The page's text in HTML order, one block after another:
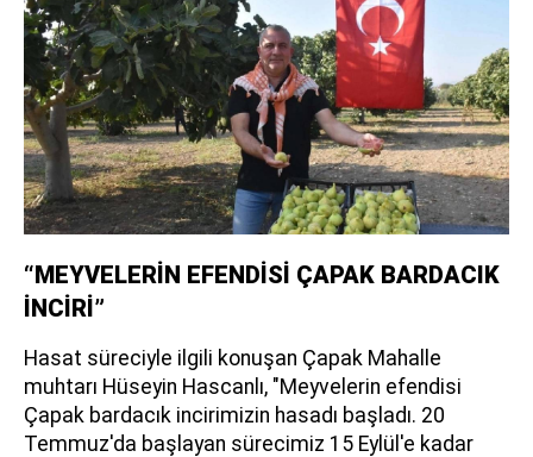
“MEYVELERİN EFENDİSİ ÇAPAK BARDACIK
İNCİRİ”
Hasat süreciyle ilgili konuşan Çapak Mahalle
muhtarı Hüseyin Hascanlı, "Meyvelerin efendisi
Çapak bardacık incirimizin hasadı başladı. 20
Temmuz'da başlayan sürecimiz 15 Eylül'e kadar